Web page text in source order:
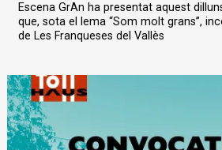
Escena GrAn ha presentat aquest
que, sota el lema “Som molt grans”,
de Les Franqueses del Vallès